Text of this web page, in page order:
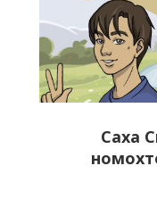
Саха